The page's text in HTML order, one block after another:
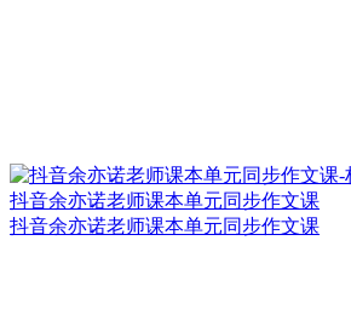
抖音余亦诺老师课本单元同步作文课
抖音余亦诺老师课本单元同步作文课